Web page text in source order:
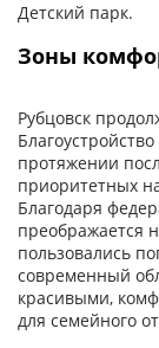
Детский парк.
Зоны
Рубцовск
протяжении
приоритетных
Благодаря
преображается
пользовались
современный
красивыми,
для семейного